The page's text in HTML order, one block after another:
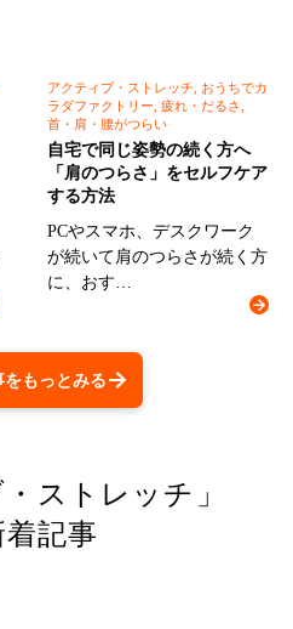
アクティブ・ストレッチ, おうちでカ
ラダファクトリー, 疲れ・だるさ,
首・肩・腰がつらい
自宅で同じ姿勢の続く方へ
「肩のつらさ」をセルフケア
する方法
PCやスマホ、デスクワーク
が続いて肩のつらさが続く方
に、おす…
をもっとみる
ストレッチ」
記事